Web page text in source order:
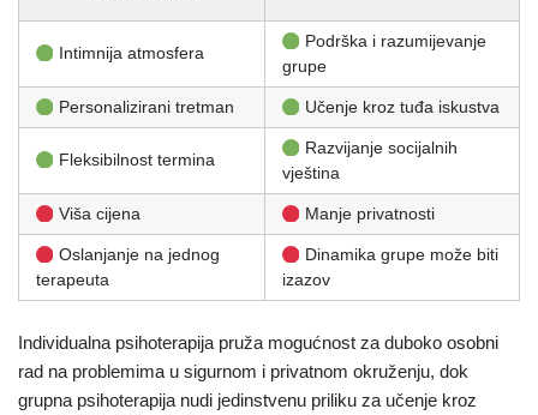
Intimnija atmosfera
Podrška i razumijevanje
grupe
Personalizirani tretman Učenje kroz tuđa iskustva
Fleksibilnost termina
Razvijanje socijalnih
vještina
Viša cijena Manje privatnosti
Oslanjanje na jednog
terapeuta
Dinamika grupe može biti
izazov
Individualna psihoterapija pruža mogućnost za duboko osobni
rad na problemima u sigurnom i privatnom okruženju, dok
grupna psihoterapija nudi jedinstvenu priliku za učenje kroz